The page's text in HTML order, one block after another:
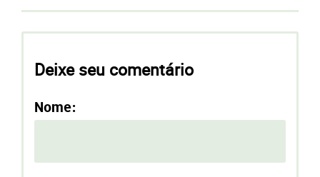
Deixe seu comentário
Nome: